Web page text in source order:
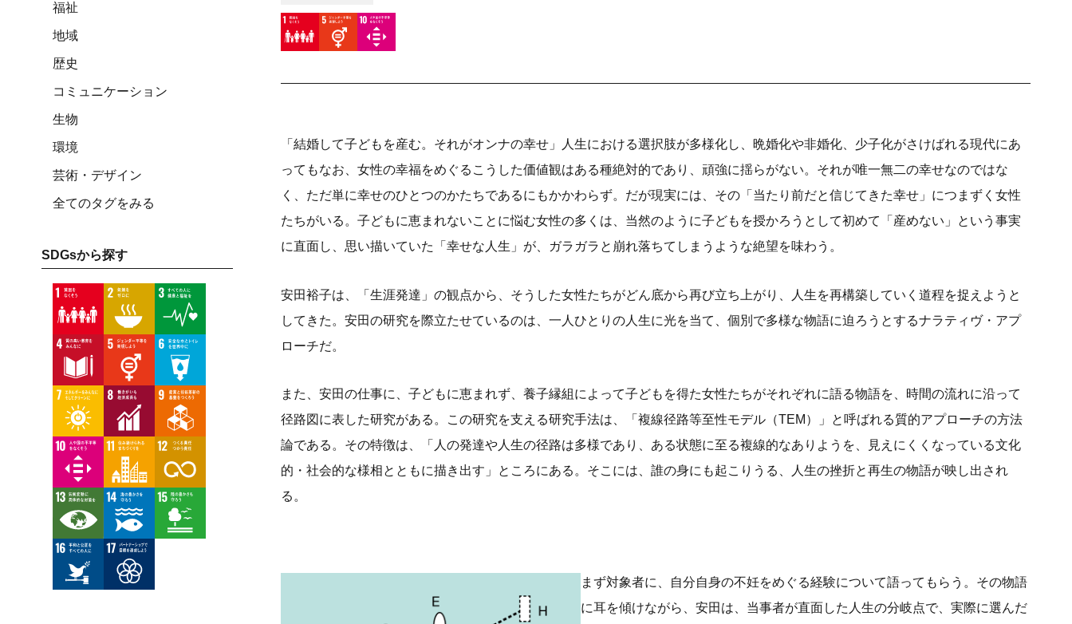
福祉
地域
歴史
コミュニケーション
生物
環境
芸術・デザイン
全てのタグをみる
SDGsから探す
「結婚して子どもを産む。それがオンナの幸せ」人生における選択肢が多様化し、晩婚化や非婚化、少子化がさけばれる現代にあ
ってもなお、女性の幸福をめぐるこうした価値観はある種絶対的であり、頑強に揺らがない。それが唯一無二の幸せなのではな
く、ただ単に幸せのひとつのかたちであるにもかかわらず。だが現実には、その「当たり前だと信じてきた幸せ」につまずく女性
たちがいる。子どもに恵まれないことに悩む女性の多くは、当然のように子どもを授かろうとして初めて「産めない」という事実
に直面し、思い描いていた「幸せな人生」が、ガラガラと崩れ落ちてしまうような絶望を味わう。
安田裕子は、「生涯発達」の観点から、そうした女性たちがどん底から再び立ち上がり、人生を再構築していく道程を捉えようと
してきた。安田の研究を際立たせているのは、一人ひとりの人生に光を当て、個別で多様な物語に迫ろうとするナラティヴ・アプ
ローチだ。
また、安田の仕事に、子どもに恵まれず、養子縁組によって子どもを得た女性たちがそれぞれに語る物語を、時間の流れに沿って
径路図に表した研究がある。この研究を支える研究手法は、「複線径路等至性モデル（TEM）」と呼ばれる質的アプローチの方法
論である。その特徴は、「人の発達や人生の径路は多様であり、ある状態に至る複線的なありようを、見えにくくなっている文化
的・社会的な様相とともに描き出す」ところにある。そこには、誰の身にも起こりうる、人生の挫折と再生の物語が映し出され
る。
まず対象者に、自分自身の不妊をめぐる経験について語ってもらう。その物語
に耳を傾けながら、安田は、当事者が直面した人生の分岐点で、実際に選んだ